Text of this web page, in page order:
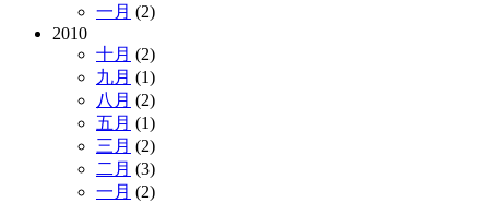
一月 (2)
2010
十月 (2)
九月 (1)
八月 (2)
五月 (1)
三月 (2)
二月 (3)
一月 (2)